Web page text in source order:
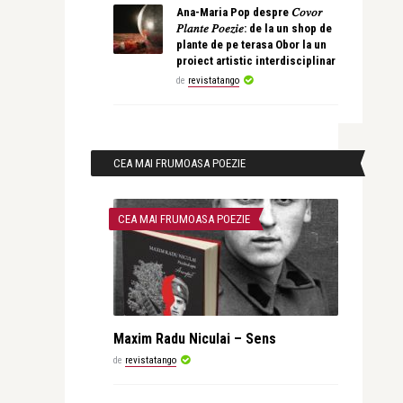
Ana-Maria Pop despre 𝐶𝑜𝑣𝑜𝑟
𝑃𝑙𝑎𝑛𝑡𝑒 𝑃𝑜𝑒𝑧𝑖𝑒: de la un shop de
plante de pe terasa Obor la un
proiect artistic interdisciplinar
de revistatango
CEA MAI FRUMOASA POEZIE
CEA MAI FRUMOASA POEZIE
Maxim Radu Niculai – Sens
de revistatango